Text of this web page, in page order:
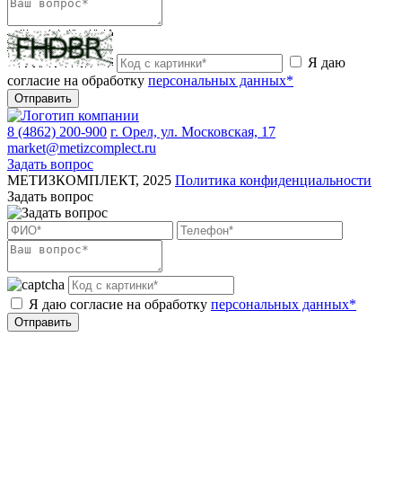
Я даю
согласие на обработку персональных данных*
Отправить
8 (4862) 200-900 г. Орел, ул. Московская, 17
market@metizcomplect.ru
Задать вопрос
МЕТИЗКОМПЛЕКТ, 2025 Политика конфиденциальности
Задать вопрос
Я даю согласие на обработку персональных данных*
Отправить